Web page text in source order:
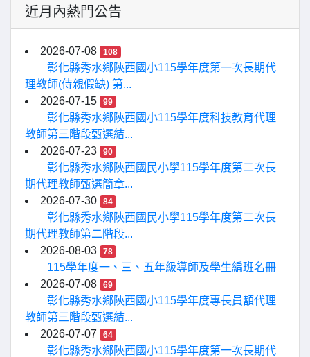
近月內熱門公告
2026-07-08 108
彰化縣秀水鄉陝西國小115學年度第一次長期代
理教師(侍親假缺) 第...
2026-07-15
99
彰化縣秀水鄉陝西國小115學年度科技教育代理
教師第三階段甄選結...
2026-07-23
90
彰化縣秀水鄉陝西國民小學115學年度第二次長
期代理教師甄選簡章...
2026-07-30
84
彰化縣秀水鄉陝西國民小學115學年度第二次長
期代理教師第二階段...
2026-08-03
78
115學年度一、三、五年級導師及學生編班名冊
2026-07-08
69
彰化縣秀水鄉陝西國小115學年度專長員額代理
教師第三階段甄選結...
2026-07-07
64
彰化縣秀水鄉陝西國小115學年度第一次長期代